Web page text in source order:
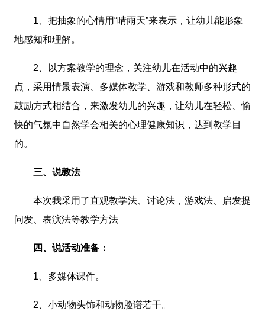
1、把抽象的心情用“晴雨天”来表示，让幼儿能形象
地感知和理解。
2、以方案教学的理念，关注幼儿在活动中的兴趣
点，采用情景表演、多媒体教学、游戏和教师多种形式的
鼓励方式相结合，来激发幼儿的兴趣，让幼儿在轻松、愉
快的气氛中自然学会相关的心理健康知识，达到教学目
的。
三、说教法
本次我采用了直观教学法、讨论法，游戏法、启发提
问发、表演法等教学方法
四、说活动准备：
1、多媒体课件。
2、小动物头饰和动物脸谱若干。